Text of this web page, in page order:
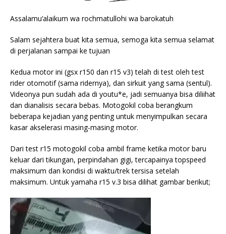
Assalamu’alaikum wa rochmatullohi wa barokatuh
Salam sejahtera buat kita semua, semoga kita semua selamat
di perjalanan sampai ke tujuan
Kedua motor ini (gsx r150 dan r15 v3) telah di test oleh test
rider otomotif (sama ridernya), dan sirkuit yang sama (sentul).
Videonya pun sudah ada di youtu*e, jadi semuanya bisa diliihat
dan dianalisis secara bebas. Motogokil coba berangkum
beberapa kejadian yang penting untuk menyimpulkan secara
kasar akselerasi masing-masing motor.
Dari test r15 motogokil coba ambil frame ketika motor baru
keluar dari tikungan, perpindahan gigi, tercapainya topspeed
maksimum dan kondisi di waktu/trek tersisa setelah
maksimum. Untuk yamaha r15 v.3 bisa dilihat gambar berikut;